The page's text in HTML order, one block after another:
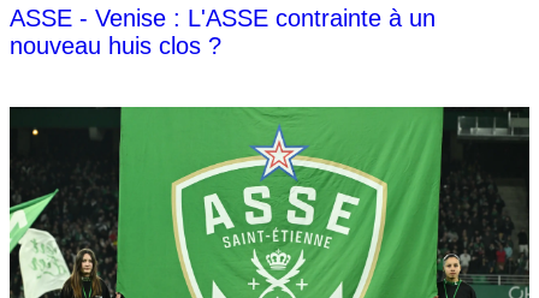
ASSE - Venise : L'ASSE contrainte à un
nouveau huis clos ?